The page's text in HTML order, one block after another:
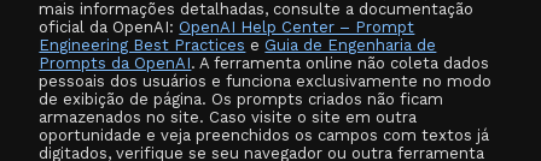
mais informações detalhadas, consulte a documentação
oficial da OpenAI: OpenAI Help Center – Prompt
Engineering Best Practices e Guia de Engenharia de
Prompts da OpenAI. A ferramenta online não coleta dados
pessoais dos usuários e funciona exclusivamente no modo
de exibição de página. Os prompts criados não ficam
armazenados no site. Caso visite o site em outra
oportunidade e veja preenchidos os campos com textos já
digitados, verifique se seu navegador ou outra ferramenta